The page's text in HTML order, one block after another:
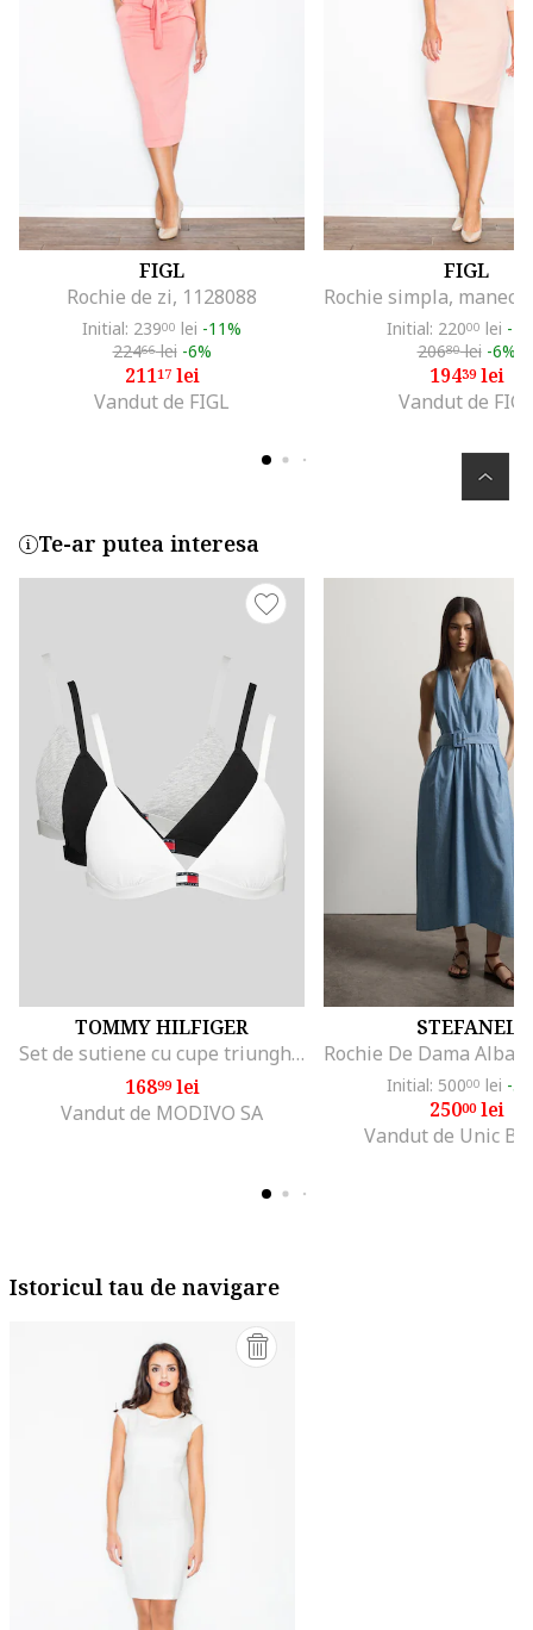
FIGL
Rochie de zi, 1128088
Initial: 23900 lei -11%
22466lei -6%
21117lei
Vandut de FIGL
FIGL
Initial: 22000 lei -
20680lei -6%
19439lei
Vandut de FIGL
Te-ar putea interesa
TOMMY HILFIGER
Set de sutiene cu cupe triunghiulare si detaliu logo - 3 perechi, Alb/Negru/Gri melange
16899lei
Vandut de MODIVO SA
STEFANEL
Initial: 50000 lei -
25000lei
Vandut de Unic
Istoricul tau de navigare